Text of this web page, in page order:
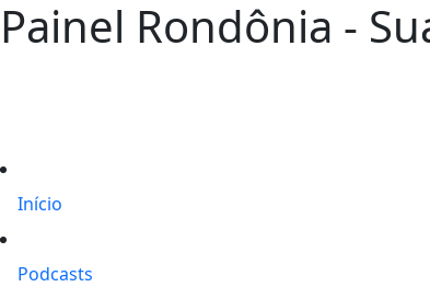
Painel Rondônia -
Início
Podcasts